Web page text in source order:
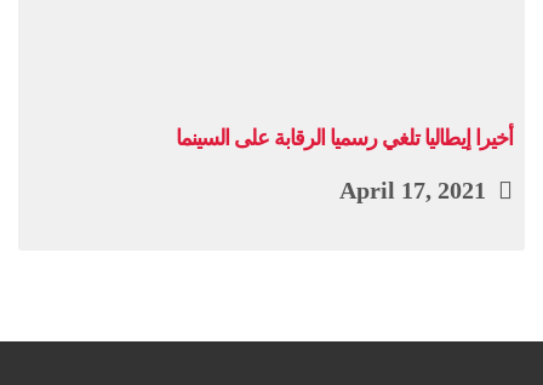
أخيرا إيطاليا تلغي رسميا الرقابة على السينما